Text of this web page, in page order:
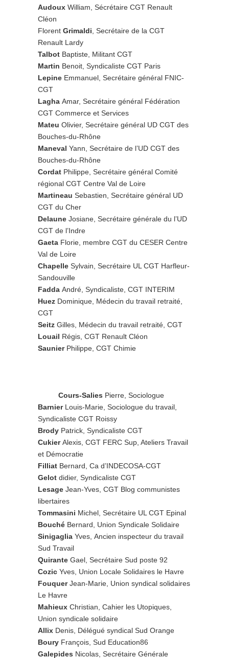
Audoux William, Sécrétaire CGT Renault
Cléon
Florent Grimaldi , Secrétaire de la CGT
Renault Lardy
Talbot Baptiste, Militant CGT
Martin Benoit, Syndicaliste CGT Paris
Lepine Emmanuel, Secrétaire général FNIC-
CGT
Lagha Amar, Secrétaire général Fédération
CGT Commerce et Services
Mateu Olivier, Secrétaire général UD CGT des
Bouches-du-Rhône
Maneval Yann, Secrétaire de l’UD CGT des
Bouches-du-Rhône
Cordat Philippe, Secrétaire général Comité
régional CGT Centre Val de Loire
Martineau Sebastien, Secrétaire général UD
CGT du Cher
Delaune Josiane, Secrétaire générale du l’UD
CGT de l’Indre
Gaeta Florie, membre CGT du CESER Centre
Val de Loire
Chapelle Sylvain, Secrétaire UL CGT Harfleur-
Sandouville
Fadda André, Syndicaliste, CGT INTERIM
Huez Dominique, Médecin du travail retraité,
CGT
Seitz Gilles, Médecin du travail retraité, CGT
Louail Régis, CGT Renault Cléon
SaunierPhilippe, CGT Chimie
Cours-Salies Pierre, Sociologue
BarnierLouis-Marie, Sociologue du travail,
Syndicaliste CGT Roissy
Brody Patrick, Syndicaliste CGT
CukierAlexis, CGT FERC Sup, Ateliers Travail
et Démocratie
Filliat Bernard, Ca d’INDECOSA-CGT
Gelot didier, Syndicaliste CGT
Lesage Jean-Yves, CGT Blog communistes
libertaires
Tommasini Michel, Secrétaire UL CGT Epinal
Bouché Bernard, Union Syndicale Solidaire
Sinigaglia Yves, Ancien inspecteur du travail
Sud Travail
Quirante Gael, Secrétaire Sud poste 92
Cozic Yves, Union Locale Solidaires le Havre
FouquerJean-Marie, Union syndical solidaires
Le Havre
Mahieux Christian, Cahier les Utopiques,
Union syndicale solidaire
Allix Denis, Délégué syndical Sud Orange
Boury François, Sud Education86
Galepides Nicolas, Secrétaire Générale